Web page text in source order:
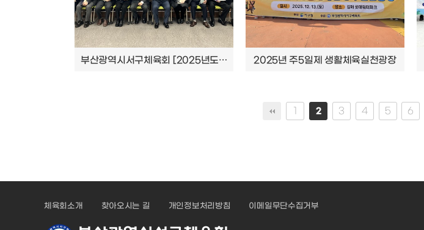
부산광역시서구체육회 [2025년도 제5회 이사회 및 체육인의 밤] 개최 결과 안내 2025년 주5일제 생활체육실천광장
1 2 3 4 5 6
체육회소개 찾아오시는 길 개인정보처리방침 이메일무단수집거부